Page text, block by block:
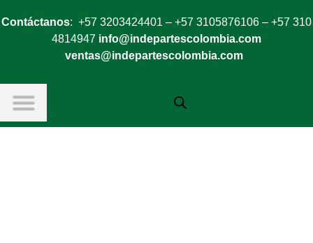
Contáctanos: +57 3203424401 – +57 3105876106 – +57 310
4814947 info@indepartescolombia.com
ventas@indepartescolombia.com